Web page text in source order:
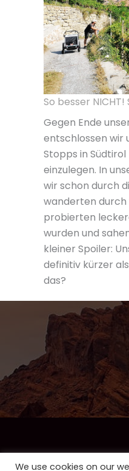
So besser
Gegen Ende
entschlossen wir
Stopps in
einzulegen. In
wir schon durch
wanderten durch
probierten
wurden und
kleiner Spoiler:
definitiv kürzer
das?
We use cookies on our